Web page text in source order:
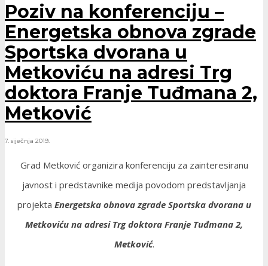
Poziv na konferenciju –
Energetska obnova zgrade
Sportska dvorana u
Metkoviću na adresi Trg
doktora Franje Tuđmana 2,
Metković
7. siječnja 2019.
Grad Metković organizira konferenciju za zainteresiranu
javnost i predstavnike medija povodom predstavljanja
projekta Energetska obnova zgrade Sportska dvorana u
Metkoviću na adresi Trg doktora Franje Tuđmana 2,
Metković.